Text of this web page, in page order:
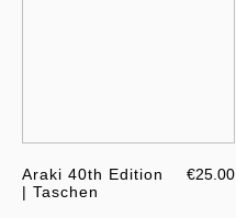
Araki 40th Edition
| Taschen
€25.00